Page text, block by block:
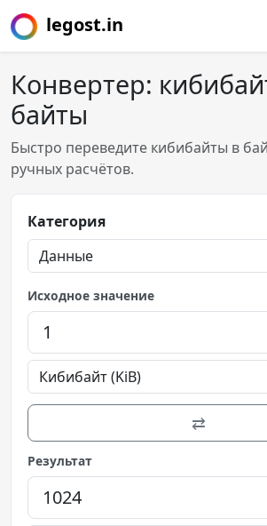
legost.in
Конвертер:
байты
Быстро переведите кибибайты в
ручных расчётов.
Категория
Исходное значение
⇄
Результат